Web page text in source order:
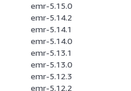
emr-5.15.0
emr-5.14.2
emr-5.14.1
emr-5.14.0
emr-5.13.1
emr-5.13.0
emr-5.12.3
emr-5.12.2